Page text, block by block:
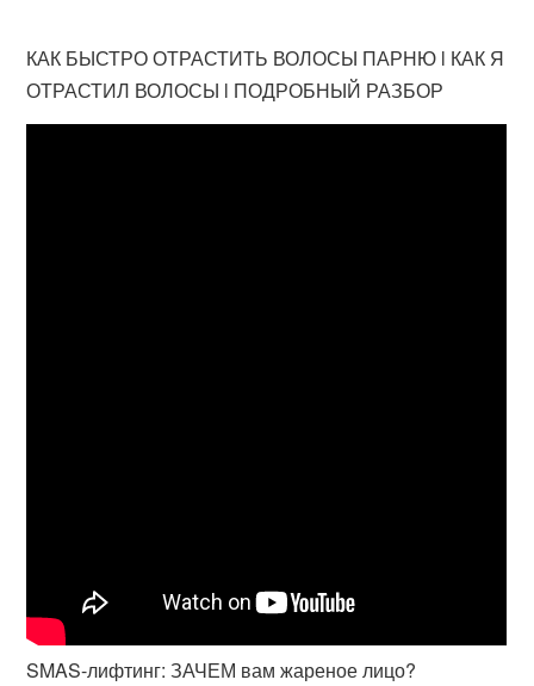
КАК БЫСТРО ОТРАСТИТЬ ВОЛОСЫ ПАРНЮ l КАК Я
ОТРАСТИЛ ВОЛОСЫ l ПОДРОБНЫЙ РАЗБОР
SMAS-лифтинг: ЗАЧЕМ вам жареное лицо?